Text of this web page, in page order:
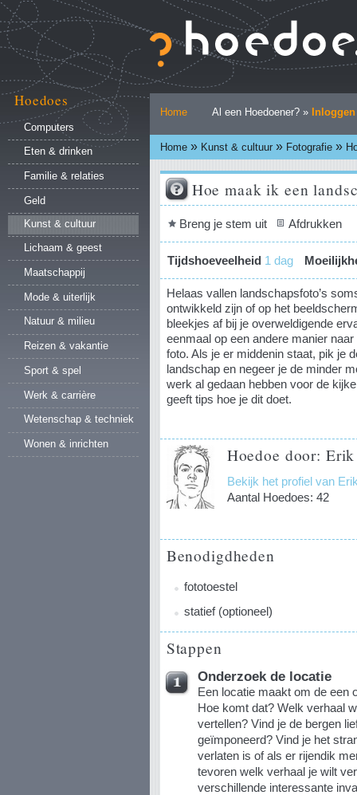
naar
inhoud.
Ga
naar
navigatie
Persoonlijke
hulpmiddelen
Home Al een Hoedoener? » Inloggen
Home » Kunst & cultuur » Fotografie »
Hoedoes
Computers
Eten & drinken
Familie & relaties
Geld
Kunst & cultuur
Lichaam & geest
Maatschappij
Mode & uiterlijk
Natuur & milieu
Reizen & vakantie
Sport & spel
Werk & carrière
Wetenschap & techniek
Wonen & inrichten
Hoe maak ik een
Document
Breng je stem uit Afdrukken
Tijdshoeveelheid 1 dag
Helaas vallen landschapsfoto’s
ontwikkeld zijn of op het
bleekjes af bij je overweldigende
eenmaal op een andere manier
foto. Als je er middenin staat, pik je
landschap en negeer je de minder
werk al gedaan hebben voor de
geeft tips hoe je dit doet.
Hoedoe door:
Bekijk het profiel van
Aantal Hoedoes: 42
Benodigdheden
fototoestel
statief (optioneel)
Stappen
Onderzoek de locatie
Een locatie maakt om de een
Hoe komt dat? Welk verhaal
vertellen? Vind je de bergen
geïmponeerd? Vind je het
verlaten is of als er rijendik
tevoren welk verhaal je wilt
verschillende interessante